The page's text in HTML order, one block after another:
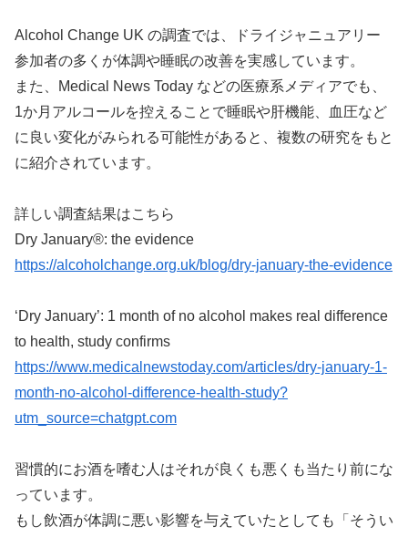
Alcohol Change UK の調査では、ドライジャニュアリー
参加者の多くが体調や睡眠の改善を実感しています。
また、Medical News Today などの医療系メディアでも、
1か月アルコールを控えることで睡眠や肝機能、血圧など
に良い変化がみられる可能性があると、複数の研究をもと
に紹介されています。
詳しい調査結果はこちら
Dry January®: the evidence
https://alcoholchange.org.uk/blog/dry-january-the-evidence
‘Dry January’: 1 month of no alcohol makes real difference
to health, study confirms
https://www.medicalnewstoday.com/articles/dry-january-1-
month-no-alcohol-difference-health-study?
utm_source=chatgpt.com
習慣的にお酒を嗜む人はそれが良くも悪くも当たり前にな
っています。
もし飲酒が体調に悪い影響を与えていたとしても「そうい